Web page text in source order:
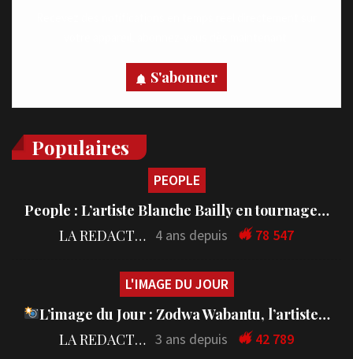
S'abonner
Populaires
PEOPLE
People : L’artiste Blanche Bailly en tournage…
LA REDACTION 4 ans depuis 78 547
L'IMAGE DU JOUR
L’image du Jour : Zodwa Wabantu, l’artiste…
LA REDACTION 3 ans depuis 42 789